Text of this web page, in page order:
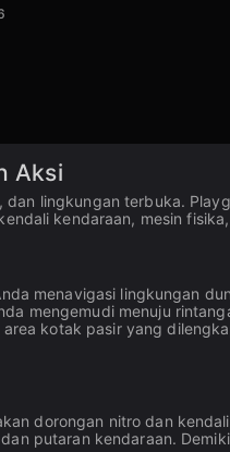
Aksi
lingkungan terbuka.
kendaraan, mesin
menavigasi lingkungan
mengemudi menuju
area kotak pasir yang
dorongan nitro dan
putaran kendaraan.